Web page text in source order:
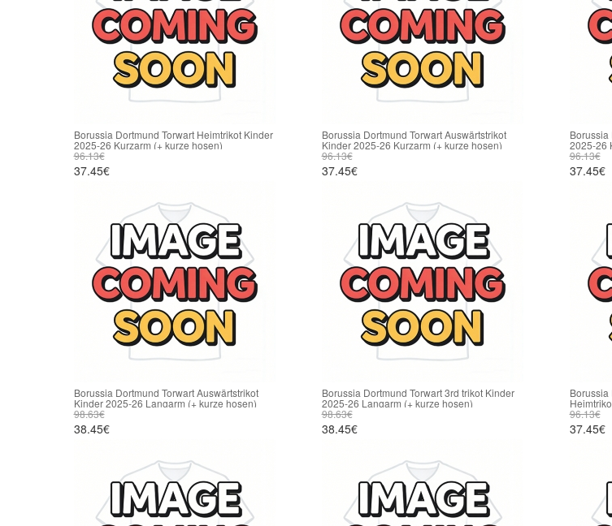
Borussia Dortmund Torwart Heimtrikot Kinder
2025-26 Kurzarm (+ kurze hosen)
96.13€
37.45€
Borussia Dortmund Torwart Auswärtstrikot
Kinder 2025-26 Kurzarm (+ kurze hosen)
96.13€
37.45€
Borussia
2025-26
96.13€
37.45€
Borussia Dortmund Torwart Auswärtstrikot
Kinder 2025-26 Langarm (+ kurze hosen)
98.63€
38.45€
Borussia Dortmund Torwart 3rd trikot Kinder
2025-26 Langarm (+ kurze hosen)
98.63€
38.45€
Borussia
hosen)
96.13€
37.45€